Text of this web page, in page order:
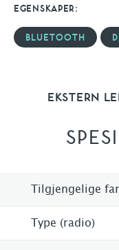
EGENSKAPER:
BLUETOOTH
EKSTERN
Tilgjengelige
Type (radio)